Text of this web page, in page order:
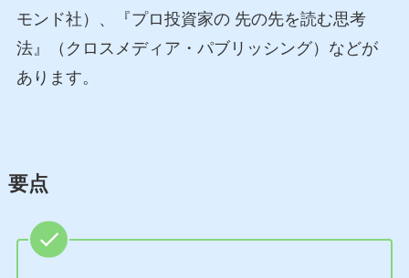
モンド社）、『プロ投資家の 先の先を読む思考
法』（クロスメディア・パブリッシング）などが
あります。
要点